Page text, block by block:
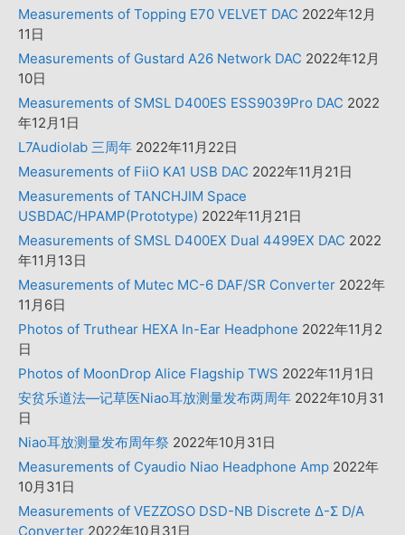
Measurements of Topping E70 VELVET DAC 2022年12月
11日
Measurements of Gustard A26 Network DAC 2022年12月
10日
Measurements of SMSL D400ES ESS9039Pro DAC 2022
年12月1日
L7Audiolab 三周年 2022年11月22日
Measurements of FiiO KA1 USB DAC 2022年11月21日
Measurements of TANCHJIM Space
USBDAC/HPAMP(Prototype) 2022年11月21日
Measurements of SMSL D400EX Dual 4499EX DAC 2022
年11月13日
Measurements of Mutec MC-6 DAF/SR Converter 2022年
11月6日
Photos of Truthear HEXA In-Ear Headphone 2022年11月2
日
Photos of MoonDrop Alice Flagship TWS 2022年11月1日
安贫乐道法—记草医Niao耳放测量发布两周年 2022年10月31
日
Niao耳放测量发布周年祭 2022年10月31日
Measurements of Cyaudio Niao Headphone Amp 2022年
10月31日
Measurements of VEZZOSO DSD-NB Discrete Δ-Σ D/A
Converter 2022年10月31日